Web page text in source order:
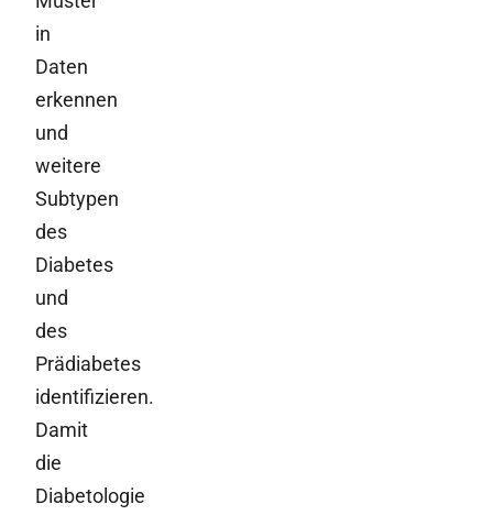
in
Daten
erkennen
und
weitere
Subtypen
des
Diabetes
und
des
Prädiabetes
identifizieren.
Damit
die
Diabetologie